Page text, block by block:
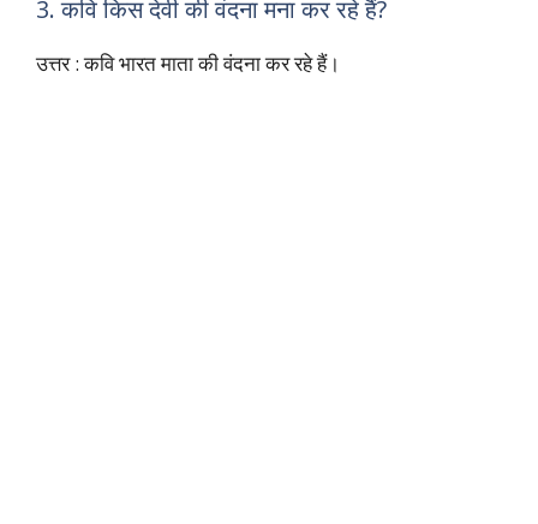
3. कवि किस देवी की वंदना मना कर रहे हैं?
उत्तर : कवि भारत माता की वंदना कर रहे हैं।